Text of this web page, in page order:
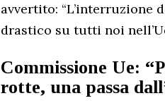
avvertito: “L’interruzione
drastico su tutti noi
Commissione Ue:
rotte, una passa